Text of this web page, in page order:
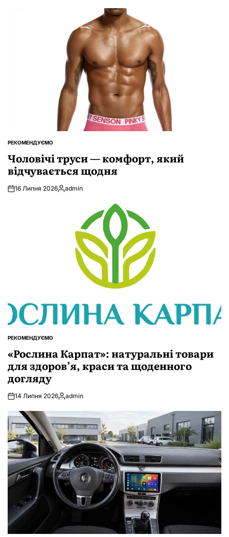
ОПУБЛІКУВАТИ
РЕКОМЕНДУЄМО
Чоловічі труси — комфорт, який
відчувається щодня
16 Липня 2026Опубліковано
admin
ОПУБЛІКУВАТИ
РЕКОМЕНДУЄМО
«Рослина Карпат»: натуральні товари
для здоров’я, краси та щоденного
догляду
14 Липня 2026Опубліковано
admin